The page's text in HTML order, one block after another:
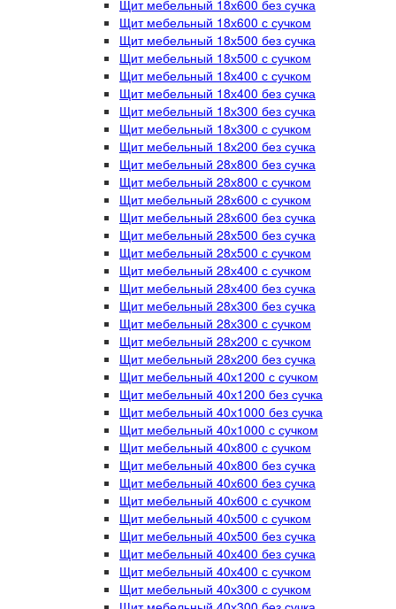
Щит мебельный 18х600 без сучка
Щит мебельный 18х600 с сучком
Щит мебельный 18х500 без сучка
Щит мебельный 18х500 с сучком
Щит мебельный 18х400 с сучком
Щит мебельный 18х400 без сучка
Щит мебельный 18х300 без сучка
Щит мебельный 18х300 с сучком
Щит мебельный 18х200 без сучка
Щит мебельный 28х800 без сучка
Щит мебельный 28х800 с сучком
Щит мебельный 28х600 с сучком
Щит мебельный 28х600 без сучка
Щит мебельный 28х500 без сучка
Щит мебельный 28х500 с сучком
Щит мебельный 28х400 с сучком
Щит мебельный 28х400 без сучка
Щит мебельный 28х300 без сучка
Щит мебельный 28х300 с сучком
Щит мебельный 28х200 с сучком
Щит мебельный 28х200 без сучка
Щит мебельный 40х1200 с сучком
Щит мебельный 40х1200 без сучка
Щит мебельный 40х1000 без сучка
Щит мебельный 40х1000 с сучком
Щит мебельный 40х800 с сучком
Щит мебельный 40х800 без сучка
Щит мебельный 40х600 без сучка
Щит мебельный 40х600 с сучком
Щит мебельный 40х500 с сучком
Щит мебельный 40х500 без сучка
Щит мебельный 40х400 без сучка
Щит мебельный 40х400 с сучком
Щит мебельный 40х300 с сучком